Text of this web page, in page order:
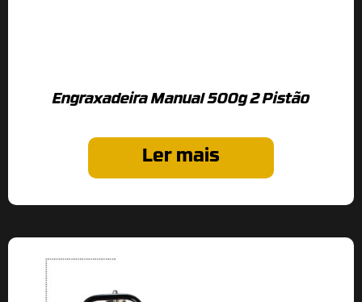
Engraxadeira Manual 500g 2 Pistão
Ler mais